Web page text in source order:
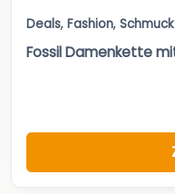
Deals, Fashion, Schmuck
Fossil Damenkette